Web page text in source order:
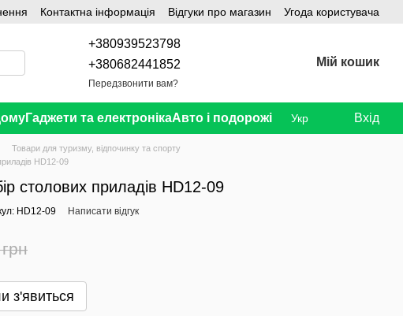
Контактна інформація Відгуки про магазин Угода користувача
+380939523798
+380682441852
Передзвонити вам?
Мій кошик
Гаджети та електронікаАвто і подорожі Укр Вхід
Товари для туризму, відпочинку та спорту
HD12-09
столових приладів HD12-09
HD12-09 Написати відгук
з'явиться